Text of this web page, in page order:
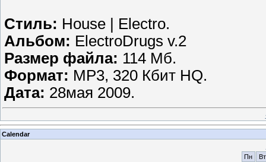
Стиль: House | Electro.
Альбом: ElectroDrugs v.2
Размер файла: 114 Мб.
Формат: MP3, 320 Кбит HQ.
Дата: 28мая 2009.
Calendar
Пн
Вт